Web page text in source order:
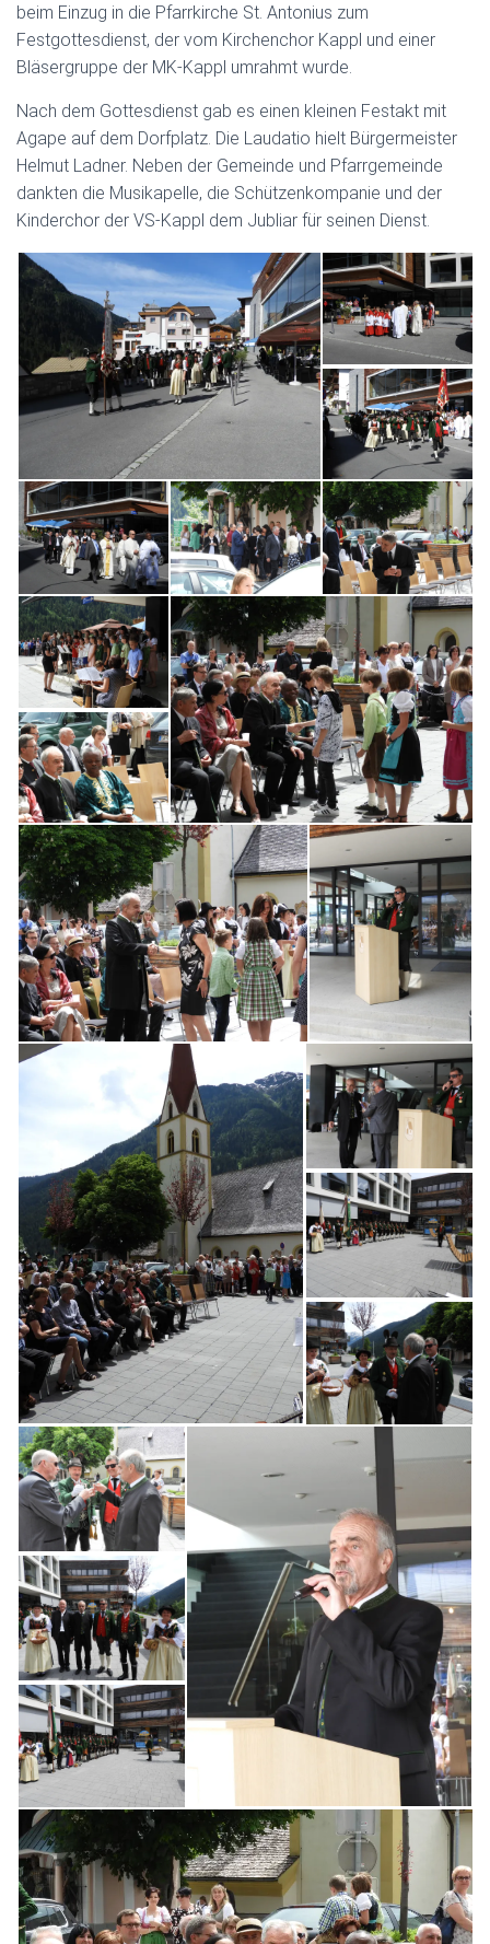
beim Einzug in die Pfarrkirche St. Antonius zum
Festgottesdienst, der vom Kirchenchor Kappl und einer
Bläsergruppe der MK-Kappl umrahmt wurde.
Nach dem Gottesdienst gab es einen kleinen Festakt mit
Agape auf dem Dorfplatz. Die Laudatio hielt Bürgermeister
Helmut Ladner. Neben der Gemeinde und Pfarrgemeinde
dankten die Musikapelle, die Schützenkompanie und der
Kinderchor der VS-Kappl dem Jubliar für seinen Dienst.